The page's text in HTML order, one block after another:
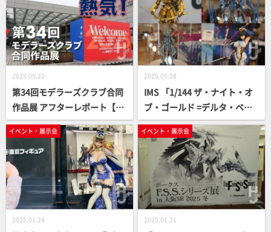
2025.05.22
第34回モデラーズクラブ合同
作品展 アフターレポート【静
岡ホビーショー2025（一般
日）】
2025.05.08
IMS 「1/144 ザ・ナイト・オ
ブ・ゴールド =デルタ・ベル
ン 3007=」塗装見本が初公
開！ VSMS「破烈の人形」成
型色サンプル東京初上陸！ブ
ロッカーズFIORE「侍型」原
型、『スレイヤーズ』リナ胸
像ガレキなど最新製品情報が
目白押し！／ホビーラウンド
イベント・展示会
2025.01.24
イベント・展示会
2025.01.21